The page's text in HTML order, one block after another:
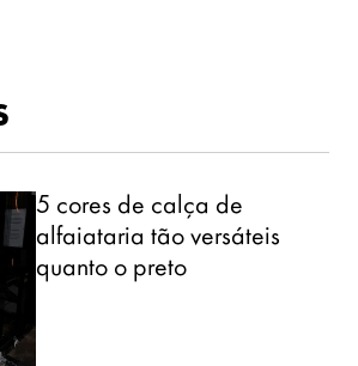
5 cores de calça de
alfaiataria tão versáteis
quanto o preto